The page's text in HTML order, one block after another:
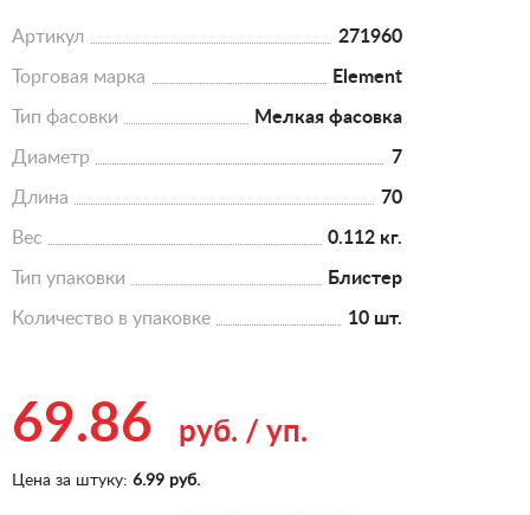
Артикул 271960
Торговая марка Element
Тип фасовки Мелкая фасовка
Диаметр 7
Длина 70
Вес 0.112 кг.
Тип упаковки Блистер
Количество в упаковке 10 шт.
69.86 руб. / уп.
Цена за штуку: 6.99 руб.